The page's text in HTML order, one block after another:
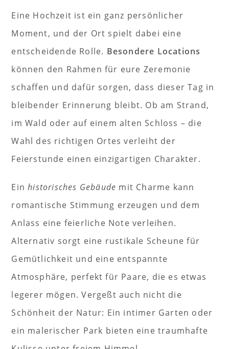
Eine Hochzeit ist ein ganz persönlicher
Moment, und der Ort spielt dabei eine
entscheidende Rolle. Besondere Locations
können den Rahmen für eure Zeremonie
schaffen und dafür sorgen, dass dieser Tag in
bleibender Erinnerung bleibt. Ob am Strand,
im Wald oder auf einem alten Schloss – die
Wahl des richtigen Ortes verleiht der
Feierstunde einen einzigartigen Charakter.
Einhistorisches Gebäude mit Charme kann
romantische Stimmung erzeugen und dem
Anlass eine feierliche Note verleihen.
Alternativ sorgt eine rustikale Scheune für
Gemütlichkeit und eine entspannte
Atmosphäre, perfekt für Paare, die es etwas
legerer mögen. Vergeßt auch nicht die
Schönheit der Natur: Ein intimer Garten oder
ein malerischer Park bieten eine traumhafte